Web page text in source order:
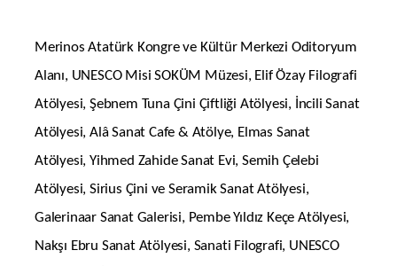
Merinos Atatürk Kongre ve Kültür Merkezi Oditoryum
Alanı, UNESCO Misi SOKÜM Müzesi, Elif Özay Filografi
Atölyesi, Şebnem Tuna Çini Çiftliği Atölyesi, İncili Sanat
Atölyesi, Alâ Sanat Cafe & Atölye, Elmas Sanat
Atölyesi, Yihmed Zahide Sanat Evi, Semih Çelebi
Atölyesi, Sirius Çini ve Seramik Sanat Atölyesi,
Galerinaar Sanat Galerisi, Pembe Yıldız Keçe Atölyesi,
Nakşı Ebru Sanat Atölyesi, Sanati Filografi, UNESCO